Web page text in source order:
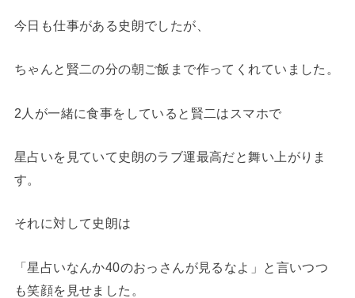
今日も仕事がある史朗でしたが、
ちゃんと賢二の分の朝ご飯まで作ってくれていました。
2人が一緒に食事をしていると賢二はスマホで
星占いを見ていて史朗のラブ運最高だと舞い上がりま
す。
それに対して史朗は
「星占いなんか40のおっさんが見るなよ」と言いつつ
も笑顔を見せました。